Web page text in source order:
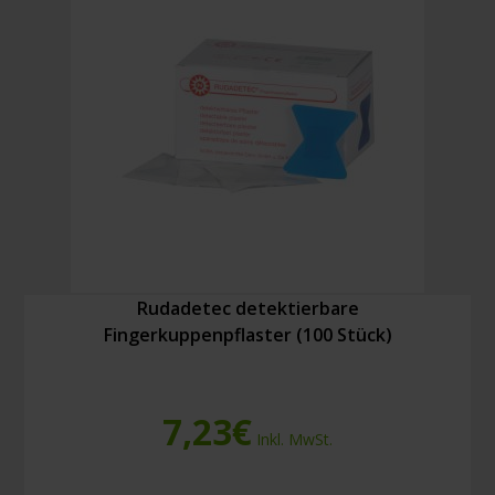
Rudadetec detektierbare
Fingerkuppenpflaster (100 Stück)
7,23€ Inkl. MwSt.